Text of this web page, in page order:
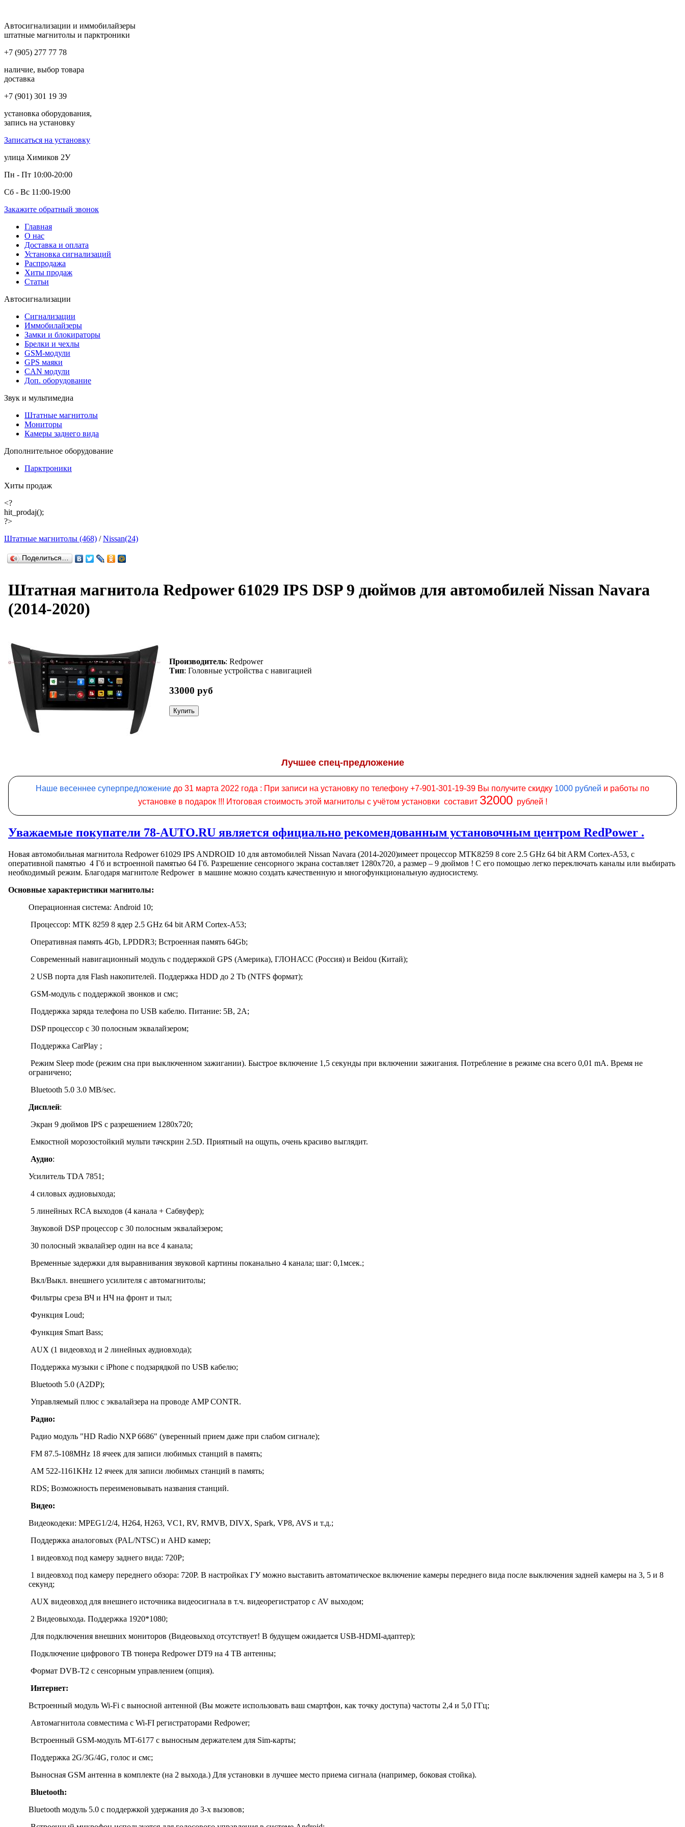
Автосигнализации и иммобилайзеры
штатные магнитолы и парктроники
+7 (905) 277 77 78
наличие, выбор товара
доставка
+7 (901) 301 19 39
установка оборудования,
запись на установку
Записаться на установку
улица Химиков 2У
Пн - Пт 10:00-20:00
Сб - Вс 11:00-19:00
Закажите обратный звонок
Главная
О нас
Доставка и оплата
Установка сигнализаций
Распродажа
Хиты продаж
Статьи
Автосигнализации
Сигнализации
Иммобилайзеры
Замки и блокираторы
Брелки и чехлы
GSM-модули
GPS маяки
CAN модули
Доп. оборудование
Звук и мультимедиа
Штатные магнитолы
Мониторы
Камеры заднего вида
Дополнительное оборудование
Парктроники
Хиты продаж
<?
hit_prodaj();
?>
Штатные магнитолы (468) /Nissan(24)
Поделиться…
Штатная магнитола Redpower 61029 IPS DSP 9 дюймов для автомобилей Nissan Navara
(2014-2020)
Производитель: Redpower
Тип: Головные устройства с навигацией
33000 руб
Лучшее спец-предложение
Наше весеннее суперпредложение до 31 марта 2022 года : При записи на установку по телефону +7-901-301-19-39 Вы получите скидку 1000 рублей и работы по
установке в подарок !!! Итоговая стоимость этой магнитолы с учётом установки составит 32000 рублей !
Уважаемые покупатели 78-AUTO.RU является официально рекомендованным установочным центром RedPower .
Новая автомобильная магнитола Redpower 61029 IPS ANDROID 10 для автомобилей Nissan Navara (2014-2020)имеет процессор MTK8259 8 core 2.5 GHz 64 bit ARM Cortex-A53, с
оперативной памятью 4 Гб и встроенной памятью 64 Гб. Разрешение сенсорного экрана составляет 1280х720, а размер – 9 дюймов ! С его помощью легко переключать каналы или выбирать
необходимый режим. Благодаря магнитоле Redpower в машине можно создать качественную и многофункциональную аудиосистему.
Основные характеристики магнитолы:
Операционная система: Android 10;
Процессор: MTK 8259 8 ядер 2.5 GHz 64 bit ARM Cortex-A53;
Оперативная память 4Gb, LPDDR3; Встроенная память 64Gb;
Современный навигационный модуль с поддержкой GPS (Америка), ГЛОНАСС (Россия) и Beidou (Китай);
2 USB порта для Flash накопителей. Поддержка HDD до 2 Tb (NTFS формат);
GSM-модуль с поддержкой звонков и смс;
Поддержка заряда телефона по USB кабелю. Питание: 5В, 2А;
DSP процессор c 30 полосным эквалайзером;
Поддержка CarPlay ;
Режим Sleep mode (режим сна при выключенном зажигании). Быстрое включение 1,5 секунды при включении зажигания. Потребление в режиме сна всего 0,01 mA. Время не
ограничено;
Bluetooth 5.0 3.0 MB/sec.
Дисплей:
Экран 9 дюймов IPS с разрешением 1280х720;
Емкостной морозостойкий мульти тачскрин 2.5D. Приятный на ощупь, очень красиво выглядит.
Аудио:
Усилитель TDA 7851;
4 силовых аудиовыхода;
5 линейных RCA выходов (4 канала + Сабвуфер);
Звуковой DSP процессор с 30 полосным эквалайзером;
30 полосный эквалайзер один на все 4 канала;
Временные задержки для выравнивания звуковой картины поканально 4 канала; шаг: 0,1мсек.;
Вкл/Выкл. внешнего усилителя с автомагнитолы;
Фильтры среза ВЧ и НЧ на фронт и тыл;
Функция Loud;
Функция Smart Bass;
AUX (1 видеовход и 2 линейных аудиовхода);
Поддержка музыки с iPhone с подзарядкой по USB кабелю;
Bluetooth 5.0 (A2DP);
Управляемый плюс с эквалайзера на проводе AMP CONTR.
Радио:
Радио модуль "HD Radio NXP 6686" (уверенный прием даже при слабом сигнале);
FM 87.5-108MHz 18 ячеек для записи любимых станций в память;
AM 522-1161KHz 12 ячеек для записи любимых станций в память;
RDS​; Возможность переименовывать названия станций.
Видео:
Видеокодеки: MPEG1/2/4, H264, H263, VC1, RV, RMVB, DIVX, Spark, VP8, AVS и т.д.;
Поддержка аналоговых (PAL/NTSC) и AHD камер;
1 видеовход под камеру заднего вида: 720P;
1 видеовход под камеру переднего обзора: 720P. В настройках ГУ можно выставить автоматическое включение камеры переднего вида после выключения задней камеры на 3, 5 и 8
секунд;
AUX видеовход для внешнего источника видеосигнала в т.ч. видеорегистратор с AV выходом;
2 Видеовыхода. Поддержка 1920*1080;
Для подключения внешних мониторов (Видеовыход отсутствует! В будущем ожидается USB-HDMI-адаптер);
Подключение цифрового ТВ тюнера Redpower DT9 на 4 ТВ антенны;
Формат DVB-T2 с сенсорным управлением (опция).
Интернет:
Встроенный модуль Wi-Fi с выносной антенной (Вы можете использовать ваш смартфон, как точку доступа) частоты 2,4 и 5,0 ГГц;
Автомагнитола совместима с Wi-FI регистраторами Redpower;
Встроенный GSM-модуль MT-6177 с выносным держателем для Sim-карты;
Поддержка 2G/3G/4G, голос и смс;
Выносная GSM антенна в комплекте (на 2 выхода.) Для установки в лучшее место приема сигнала (например, боковая стойка).
Bluetooth:
Bluetooth модуль 5.0 с поддержкой удержания до 3-x вызовов;